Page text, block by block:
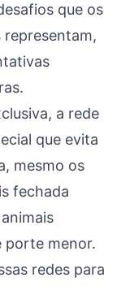
que os
representam,
a rede
que evita
mesmo os
fechada
porte menor.
redes para